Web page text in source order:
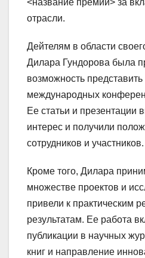
<название премии> за
отрасли.
Дейтелям в области
Дилара Гундорова была
возможность
международных
Ее статьи и презентации
интерес и получили
сотрудников и участников.
Кроме того, Дилара
множестве проектов и
привели к практическим
результатам. Ее работа
публикации в научных
книг и направление